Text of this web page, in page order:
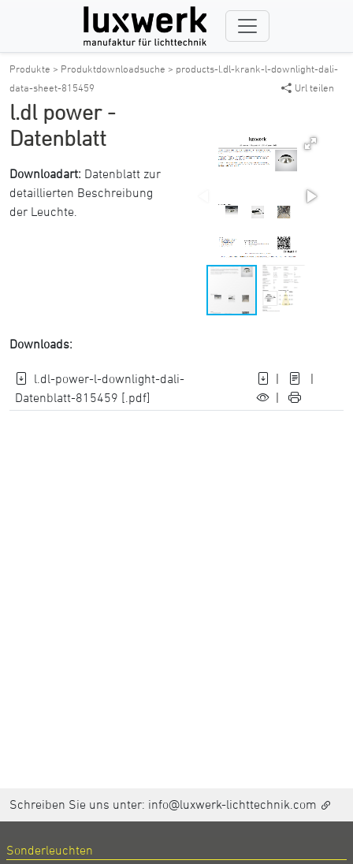
Produkte > Produktdownloadsuche > products-l.dl-krank-l-downlight-dali-
data-sheet-815459
Url teilen
l.dl power -
Datenblatt
Downloadart: Datenblatt zur
detaillierten Beschreibung
der Leuchte.
Downloads:
l.dl-power-l-downlight-dali-
Datenblatt-815459 [.pdf]
|
|
|
Schreiben Sie uns unter: info@luxwerk-lichttechnik.com
Sonderleuchten